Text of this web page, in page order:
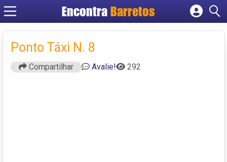
Encontra Barretos
Cadastrar empresa
Ponto Táxi N. 8
Compartilhar Avalie! 292